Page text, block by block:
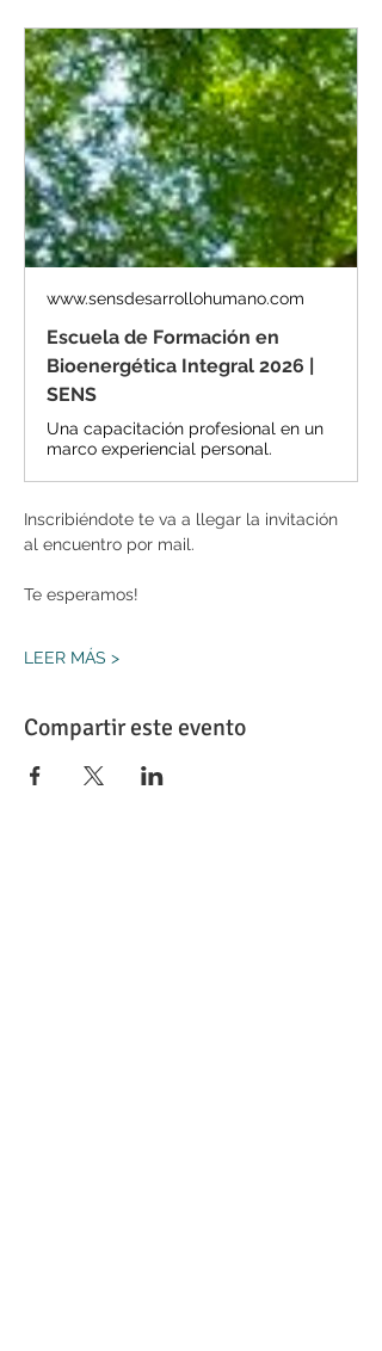
www.sensdesarrollohumano.com
Escuela de Formación en
Bioenergética Integral 2026 |
SENS
Una capacitación profesional en un
marco experiencial personal.
Inscribiéndote te va a llegar la invitación
al encuentro por mail.
Te esperamos!
LEER MÁS >
Compartir este evento